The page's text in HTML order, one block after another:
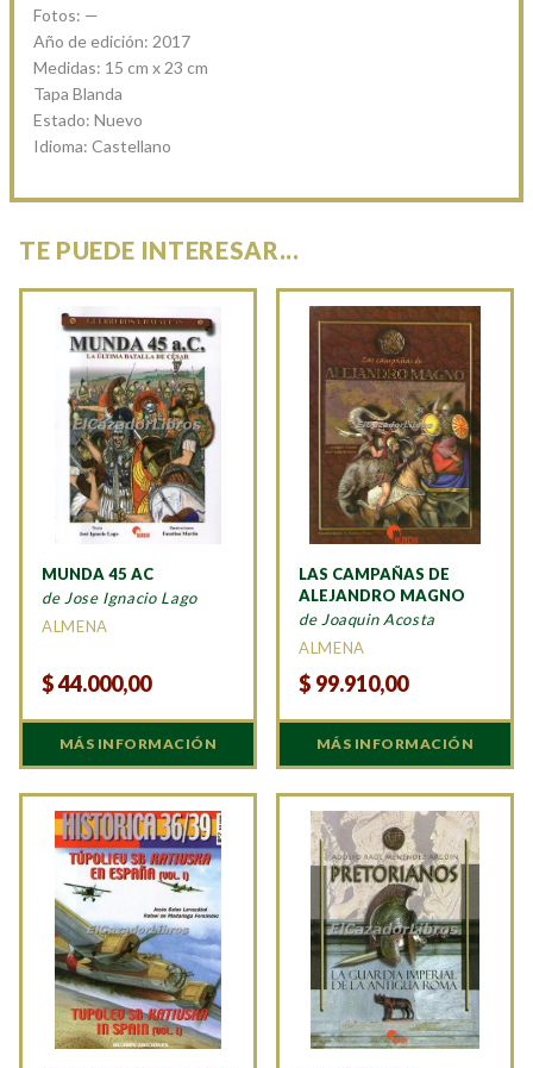
Fotos: —
Año de edición: 2017
Medidas: 15 cm x 23 cm
Tapa Blanda
Estado: Nuevo
Idioma: Castellano
TE PUEDE INTERESAR...
MUNDA 45 AC
de Jose Ignacio Lago
ALMENA
$44.000,00
MÁS INFORMACIÓN
LAS CAMPAÑAS DE
ALEJANDRO MAGNO
de Joaquin Acosta
ALMENA
$ 99.910,00
MÁS INFORMACIÓN